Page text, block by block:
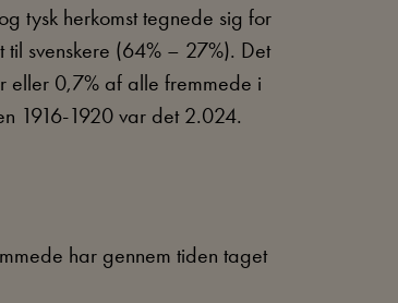
tysk herkomst tegnede sig for
svenskere (64% – 27%). Det
eller 0,7% af alle fremmede i
1916-1920 var det 2.024.
har gennem tiden taget